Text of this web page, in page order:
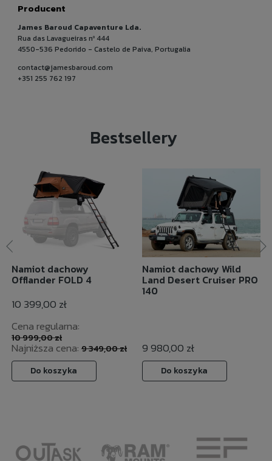
Producent
James Baroud Capaventure Lda.
Rua das Lavagueiras nº 444
4550-536 Pedorido - Castelo de Paiva, Portugalia
contact@jamesbaroud.com
+351 255 762 197
Bestsellery
Namiot dachowy
Offlander FOLD 4
10 399,00 zł
Cena regularna:
10 999,00 zł
Najniższa cena: 9 349,00 zł
Do koszyka
Namiot dachowy Wild
Land Desert Cruiser PRO
140
9 980,00 zł
Do koszyka